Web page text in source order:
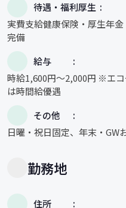
待遇・福利厚生
実費支給健康保険・厚生年
完備
給与
時給1,600円～2,000円 ※エ
は時間給優遇
その他
日曜・祝日固定、年末・GW
勤務地
住所